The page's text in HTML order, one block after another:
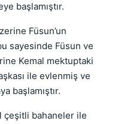
başlamıştır.
Füsun’un
sayesinde Füsun ve
Kemal mektuptaki
ile evlenmiş ve
başlamıştır.
çeşitli bahaneler ile